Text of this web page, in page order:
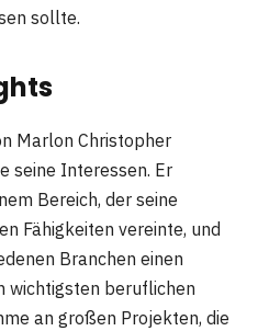
sollte.
Marlon Christopher
seine Interessen. Er
Bereich, der seine
Fähigkeiten vereinte, und
Branchen einen
wichtigsten beruflichen
an großen Projekten, die